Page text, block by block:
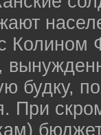
Колином
будку,
При